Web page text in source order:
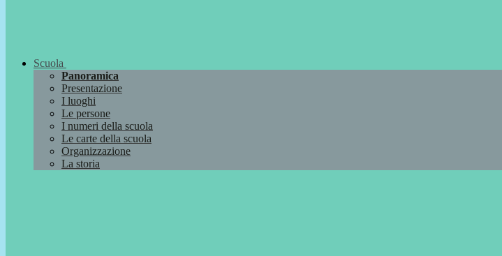
Scuola
Panoramica
Presentazione
I luoghi
Le persone
I numeri della scuola
Le carte della scuola
Organizzazione
La storia